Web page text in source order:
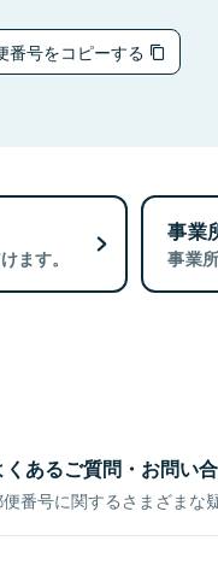
番号をコピーする
ます。
事業
事業
くあるご質問・お問い
番号に関するさまざまな